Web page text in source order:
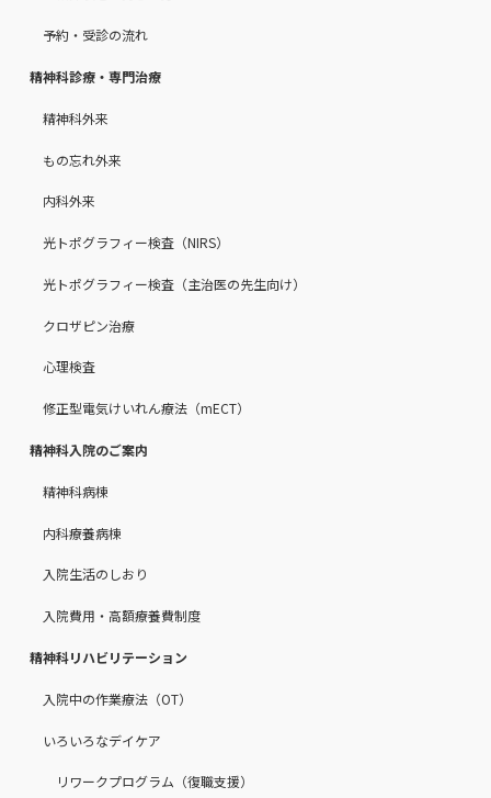
予約・受診の流れ
精神科診療・専門治療
精神科外来
もの忘れ外来
内科外来
光トポグラフィー検査（NIRS）
光トポグラフィー検査（主治医の先生向け）
クロザピン治療
心理検査
修正型電気けいれん療法（mECT）
精神科入院のご案内
精神科病棟
内科療養病棟
入院生活のしおり
入院費用・高額療養費制度
精神科リハビリテーション
入院中の作業療法（OT）
いろいろなデイケア
リワークプログラム（復職支援）